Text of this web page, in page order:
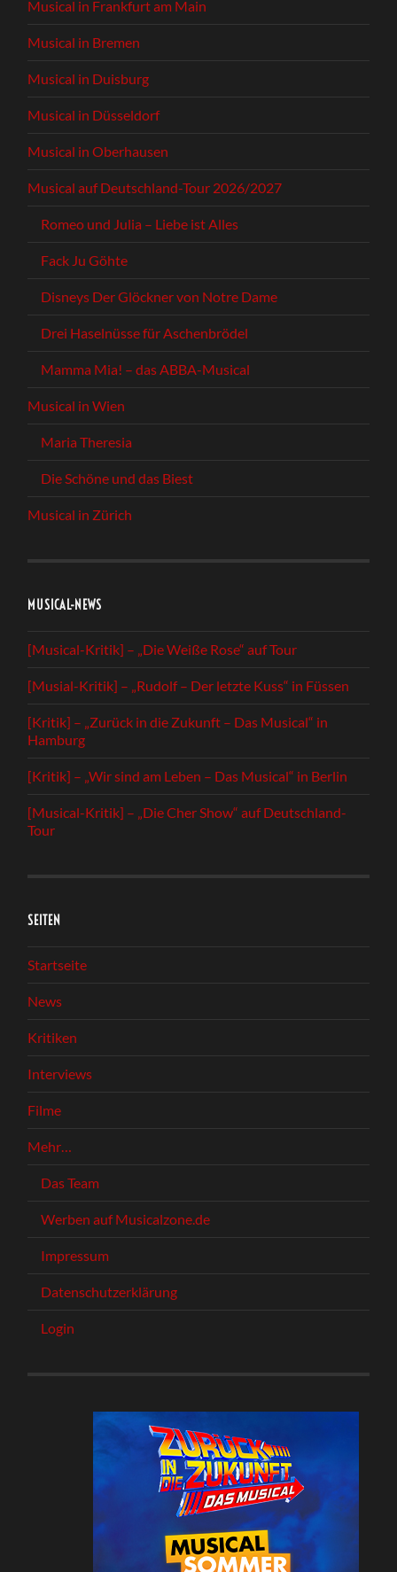
Musical in Frankfurt am Main
Musical in Bremen
Musical in Duisburg
Musical in Düsseldorf
Musical in Oberhausen
Musical auf Deutschland-Tour 2026/2027
Romeo und Julia – Liebe ist Alles
Fack Ju Göhte
Disneys Der Glöckner von Notre Dame
Drei Haselnüsse für Aschenbrödel
Mamma Mia! – das ABBA-Musical
Musical in Wien
Maria Theresia
Die Schöne und das Biest
Musical in Zürich
MUSICAL-NEWS
[Musical-Kritik] – „Die Weiße Rose“ auf Tour
[Musial-Kritik] – „Rudolf – Der letzte Kuss“ in Füssen
[Kritik] – „Zurück in die Zukunft – Das Musical“ in
Hamburg
[Kritik] – „Wir sind am Leben – Das Musical“ in Berlin
[Musical-Kritik] – „Die Cher Show“ auf Deutschland-
Tour
SEITEN
Startseite
News
Kritiken
Interviews
Filme
Mehr…
Das Team
Werben auf Musicalzone.de
Impressum
Datenschutzerklärung
Login